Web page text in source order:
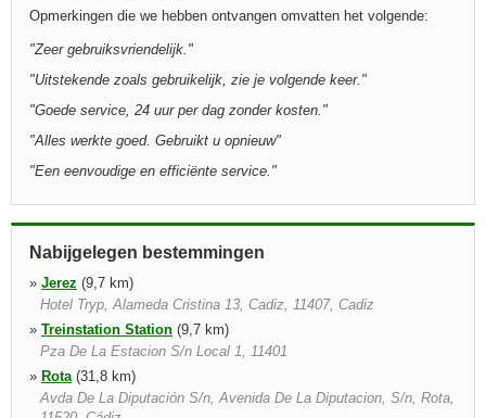
Opmerkingen die we hebben ontvangen omvatten het volgende:
"Zeer gebruiksvriendelijk. "
"Uitstekende zoals gebruikelijk, zie je volgende keer. "
"Goede service, 24 uur per dag zonder kosten. "
"Alles werkte goed. Gebruikt u opnieuw"
"Een eenvoudige en efficiënte service. "
Nabijgelegen bestemmingen
» Jerez (9,7 km)
Hotel Tryp, Alameda Cristina 13, Cadiz, 11407, Cadiz
» Treinstation Station (9,7 km)
Pza De La Estacion S/n Local 1, 11401
» Rota(31,8 km)
Avda De La Diputación S/n, Avenida De La Diputacion, S/n, Rota,